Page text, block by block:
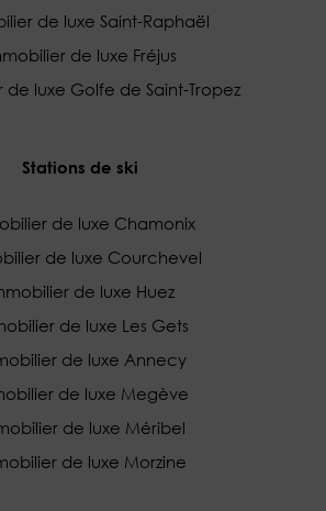
de luxe Saint-Raphaël
de luxe Fréjus
de luxe Golfe de Saint-Tropez
Stations de ski
de luxe Chamonix
de luxe Courchevel
de luxe Huez
de luxe Les Gets
de luxe Annecy
de luxe Megève
de luxe Méribel
de luxe Morzine